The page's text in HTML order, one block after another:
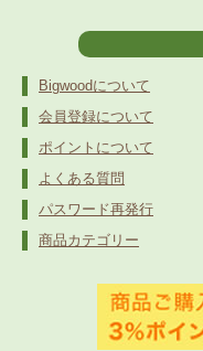
Bigwoodについて
会員登録について
ポイントについて
よくある質問
パスワード再発行
商品カテゴリー